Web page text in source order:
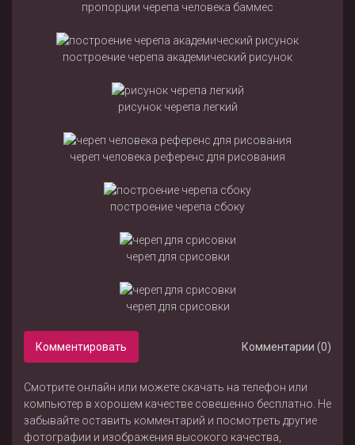
пропорции черепа человека баммес
построение черепа академический рисунок
рисунок черепа легкий
череп человека референс для рисования
построение черепа сбоку
череп для срисовки
череп для срисовки
Комментировать Комментарии (0)
Смотрите онлайн или можете скачать на телефон или
компьютер в хорошем качестве совешенно бесплатно. Не
забывайте оставить комментарий и посмотреть другие
фотографии и изображения высокого качества,